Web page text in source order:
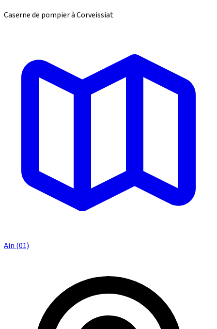
Caserne de pompier à Corveissiat
Ain (01)